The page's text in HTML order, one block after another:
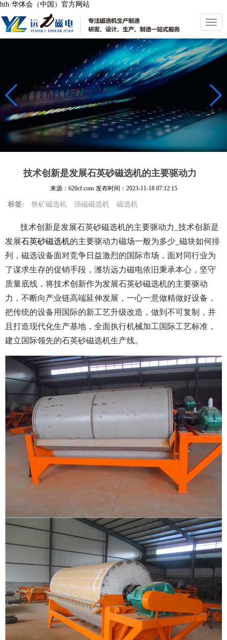
hth·华体会（中国）官方网站
切
换
导
航
技术创新是发展石英砂磁选机的主要驱动力
来源：620cf.com 发布时间： 2023-11-18 07:12:15
标签: 铁矿磁选机 强磁磁选机 磁选机
技术创新是发展石英砂磁选机的主要驱动力_技术创新是
发展石英砂磁选机的主要驱动力磁场一般为多少_磁块如何排
列，磁选设备面对竞争日益激烈的国际市场，面对同行业为
了谋求生存的促销手段，潍坊远力磁电依旧秉承本心，坚守
质量底线，将技术创新作为发展石英砂磁选机的主要驱动
力，不断向产业链高端延伸发展，一心一意做精做好设备，
把传统的设备用国际的新工艺升级改造，做到不可复制，并
且打造现代化生产基地，全面执行机械加工国际工艺标准，
建立国际领先的石英砂磁选机生产线。